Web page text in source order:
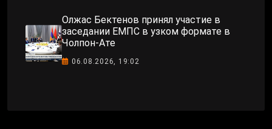
Олжас Бектенов принял участие в
заседании ЕМПС в узком формате в
Чолпон-Ате
06.08.2026, 19:02